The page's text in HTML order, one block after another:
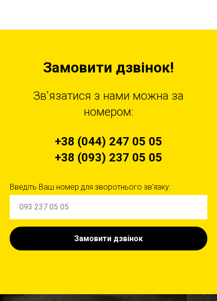
Замовити дзвінок!
Зв'язатися з нами можна за
номером:
+38 (044) 247 05 05
+38 (093) 237 05 05
Введіть Ваш номер для зворотнього зв'язку:
Замовити дзвінок